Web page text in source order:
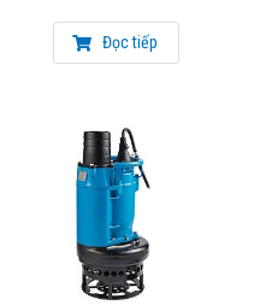
Đọc tiếp